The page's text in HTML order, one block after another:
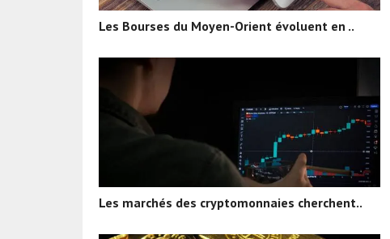
Les Bourses du Moyen-Orient évoluent en ..
Les marchés des cryptomonnaies cherchent..